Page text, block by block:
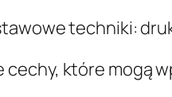
techniki:
które mogą